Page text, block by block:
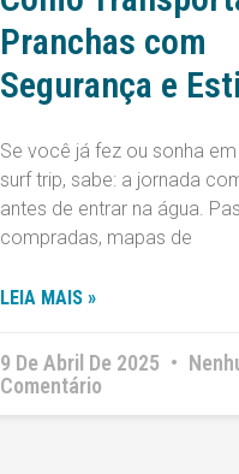
Pranchas com
Segurança e
Se você já fez ou sonha
surf trip, sabe: a jornada
antes de entrar na água.
compradas, mapas de
LEIA MAIS »
9 De Abril De 2025
Comentário